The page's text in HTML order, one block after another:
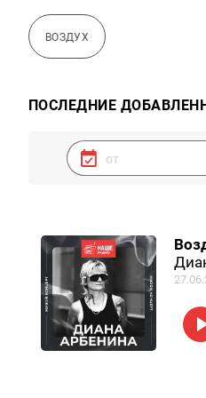
ВОЗДУХ
ПОСЛЕДНИЕ